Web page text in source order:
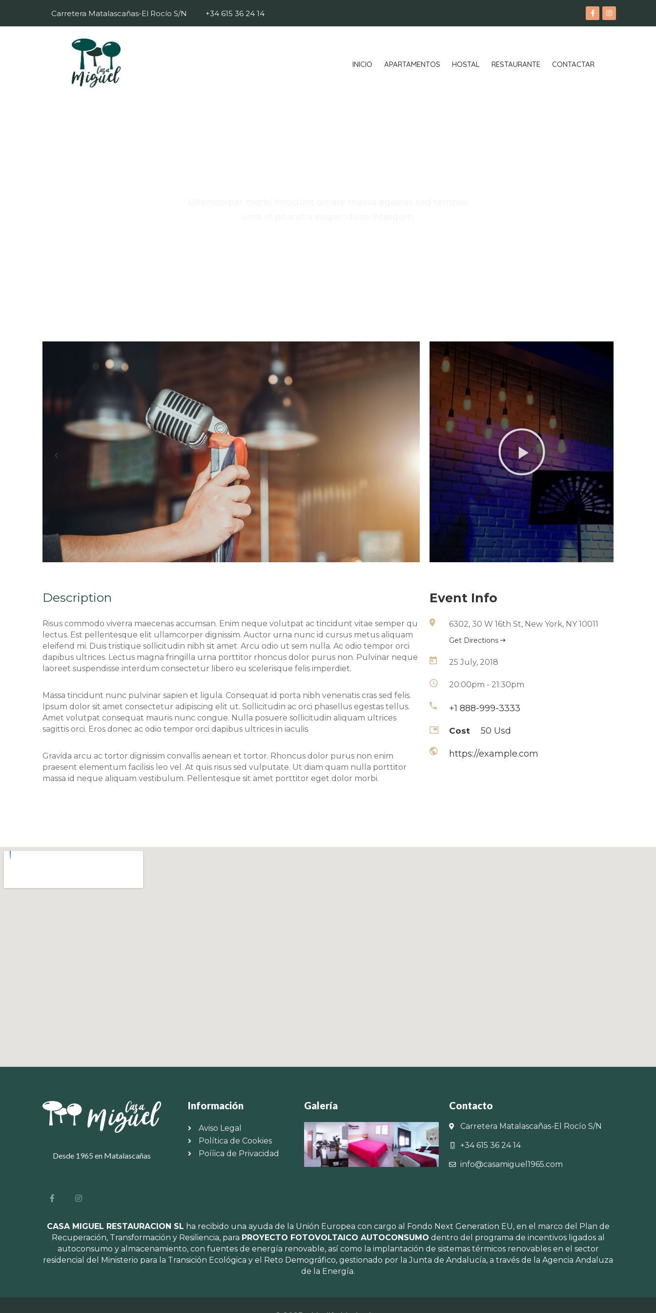
Carretera Matalascañas-El Rocío S/N +34 615 36 24 14
INICIO APARTAMENTOS HOSTAL RESTAURANTE CONTACTAR
‹
Description
Risus commodo viverra maecenas accumsan. Enim neque volutpat ac tincidunt vitae semper qu
lectus. Est pellentesque elit ullamcorper dignissim. Auctor urna nunc id cursus metus aliquam
eleifend mi. Duis tristique sollicitudin nibh sit amet. Arcu odio ut sem nulla. Ac odio tempor orci
dapibus ultrices. Lectus magna fringilla urna porttitor rhoncus dolor purus non. Pulvinar neque
laoreet suspendisse interdum consectetur libero eu scelerisque felis imperdiet.
Massa tincidunt nunc pulvinar sapien et ligula. Consequat id porta nibh venenatis cras sed felis.
Ipsum dolor sit amet consectetur adipiscing elit ut. Sollicitudin ac orci phasellus egestas tellus.
Amet volutpat consequat mauris nunc congue. Nulla posuere sollicitudin aliquam ultrices
sagittis orci. Eros donec ac odio tempor orci dapibus ultrices in iaculis.
Gravida arcu ac tortor dignissim convallis aenean et tortor. Rhoncus dolor purus non enim
praesent elementum facilisis leo vel. At quis risus sed vulputate. Ut diam quam nulla porttitor
massa id neque aliquam vestibulum. Pellentesque sit amet porttitor eget dolor morbi.
Event Info
6302, 30 W 16th St, New York, NY 10011
Get Directions
25 July, 2018
20:00pm - 21:30pm
+1 888-999-3333
Cost 50 Usd
https://example.com
Desde 1965 en Matalascañas
Información
Aviso Legal
Política de Cookies
Poííica de Privacidad
Galería Contacto
Carretera Matalascañas-El Rocío S/N
+34 615 36 24 14
info@casamiguel1965.com
CASA MIGUEL RESTAURACION SL ha recibido una ayuda de la Unión Europea con cargo al Fondo Next Generation EU, en el marco del Plan de
Recuperación, Transformación y Resiliencia, para PROYECTO FOTOVOLTAICO AUTOCONSUMO dentro del programa de incentivos ligados al
autoconsumo y almacenamiento, con fuentes de energía renovable, así como la implantación de sistemas térmicos renovables en el sector
residencial del Ministerio para la Transición Ecológica y el Reto Demográfico, gestionado por la Junta de Andalucía, a través de la Agencia Andaluza
de la Energía.